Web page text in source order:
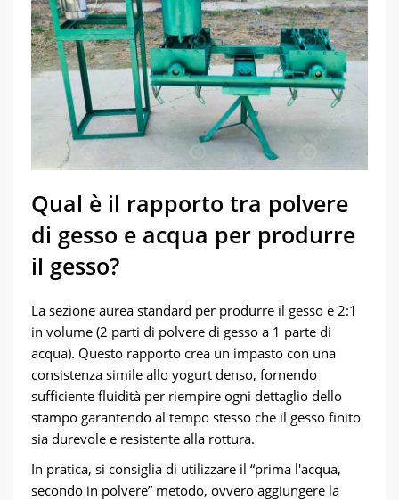
Qual è il rapporto tra polvere
di gesso e acqua per produrre
il gesso?
La sezione aurea standard per produrre il gesso è 2:1
in volume (2 parti di polvere di gesso a 1 parte di
acqua). Questo rapporto crea un impasto con una
consistenza simile allo yogurt denso, fornendo
sufficiente fluidità per riempire ogni dettaglio dello
stampo garantendo al tempo stesso che il gesso finito
sia durevole e resistente alla rottura.
In pratica, si consiglia di utilizzare il “prima l'acqua,
secondo in polvere” metodo, ovvero aggiungere la